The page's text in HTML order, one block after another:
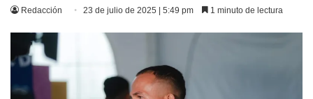
Redacción 23 de julio de 2025 | 5:49 pm 1 minuto de lectura